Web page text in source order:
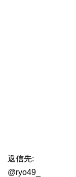
返信先:
@ryo49_